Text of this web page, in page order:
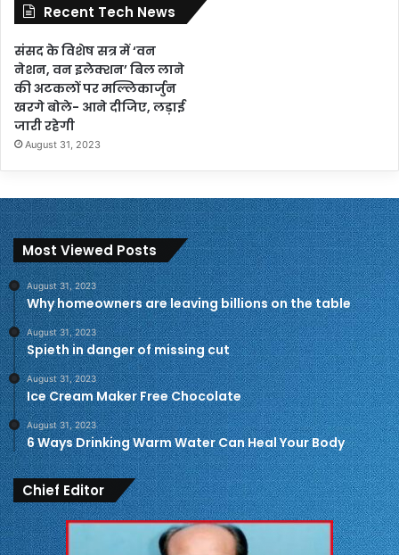
Recent Tech News
संसद के विशेष सत्र में ‘वन
नेशन, वन इलेक्शन’ बिल लाने
की अटकलों पर मल्लिकार्जुन
खरगे बोले- आने दीजिए, लड़ाई
जारी रहेगी
August 31, 2023
Most Viewed Posts
August 31, 2023
Why homeowners are leaving billions on the table
August 31, 2023
Spieth in danger of missing cut
August 31, 2023
Ice Cream Maker Free Chocolate
August 31, 2023
6 Ways Drinking Warm Water Can Heal Your Body
Chief Editor